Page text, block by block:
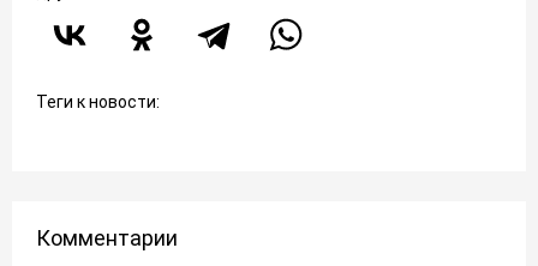
Теги к новости:
Комментарии